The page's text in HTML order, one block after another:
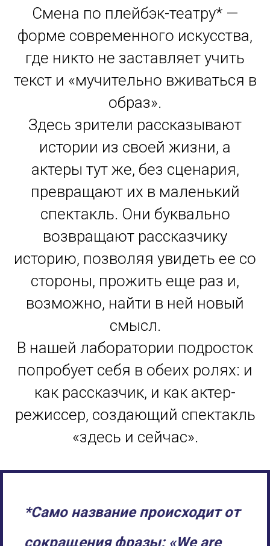
Смена по плейбэк-театру* —
форме современного искусства,
где никто не заставляет учить
текст и «мучительно вживаться в
образ».
Здесь зрители рассказывают
истории из своей жизни, а
актеры тут же, без сценария,
превращают их в маленький
спектакль. Они буквально
возвращают рассказчику
историю, позволяя увидеть ее со
стороны, прожить еще раз и,
возможно, найти в ней новый
смысл.
В нашей лаборатории подросток
попробует себя в обеих ролях: и
как рассказчик, и как актер-
режиссер, создающий спектакль
«здесь и сейчас».
*Само название происходит от
сокращения фразы: «We are